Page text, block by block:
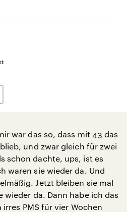
war das so, dass mit 43 das
und zwar gleich für zwei
schon dachte, ups, ist es
waren sie wieder da. Und
Jetzt bleiben sie mal
wieder da. Dann habe ich das
PMS für vier Wochen